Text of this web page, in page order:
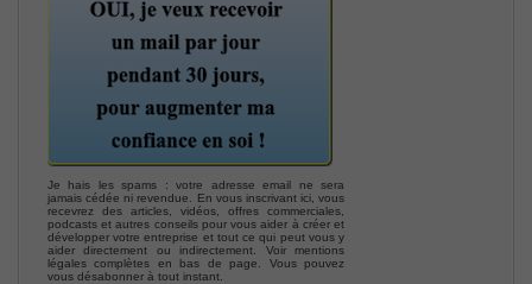
Je hais les spams : votre adresse email ne sera
jamais cédée ni revendue. En vous inscrivant ici, vous
recevrez des articles, vidéos, offres commerciales,
podcasts et autres conseils pour vous aider à créer et
développer votre entreprise et tout ce qui peut vous y
aider directement ou indirectement. Voir mentions
légales complètes en bas de page. Vous pouvez
vous désabonner à tout instant.